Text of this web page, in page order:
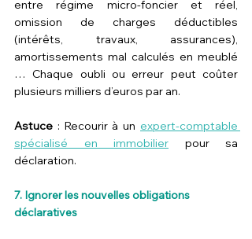
entre régime micro-foncier et réel,
omission de charges déductibles
(intérêts, travaux, assurances),
amortissements mal calculés en meublé
… Chaque oubli ou erreur peut coûter
plusieurs milliers d’euros par an.
Astuce : Recourir à un expert-comptable
spécialisé en immobilier pour sa
déclaration.
7. Ignorer les nouvelles obligations
déclaratives